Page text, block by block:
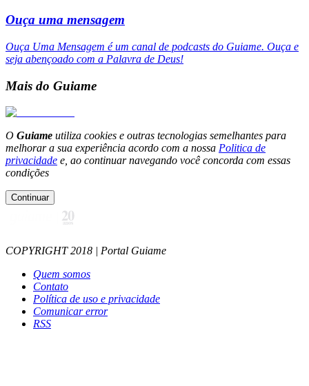
Ouça uma mensagem
Ouça Uma Mensagem é um canal de podcasts do Guiame. Ouça e
seja abençoado com a Palavra de Deus!
Mais do Guiame
O Guiame utiliza cookies e outras tecnologias semelhantes para
melhorar a sua experiência acordo com a nossa Politica de
privacidade e, ao continuar navegando você concorda com essas
condições
Continuar
COPYRIGHT 2018 | Portal Guiame
Quem somos
Contato
Política de uso e privacidade
Comunicar error
RSS